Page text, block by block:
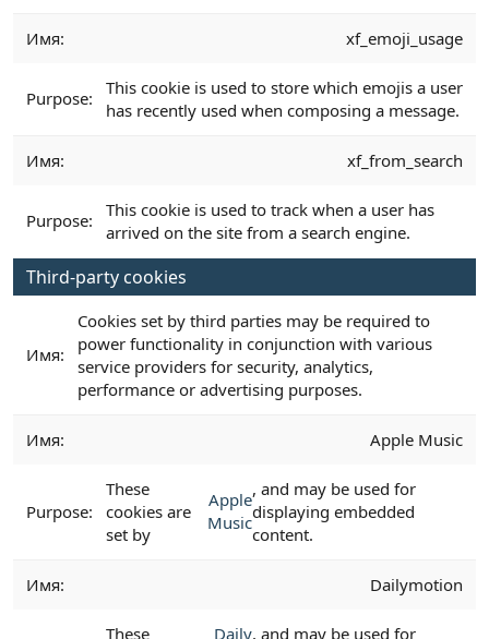
xf_emoji_usage
This cookie is used to store which emojis a user
has recently used when composing a message.
xf_from_search
This cookie is used to track when a user has
arrived on the site from a search engine.
Third-party cookies
Cookies set by third parties may be required to
power functionality in conjunction with various
service providers for security, analytics,
performance or advertising purposes.
Apple Music
These
cookies are
set by
Apple
Music
, and may be used for
displaying embedded
content.
Dailymotion
These Daily, and may be used for